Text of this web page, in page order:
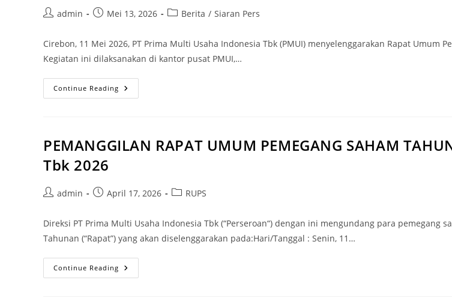
admin Mei 13, 2026 Berita / Siaran Pers
Cirebon, 11 Mei 2026, PT Prima Multi Usaha Indonesia Tbk (PMUI) menyelenggarakan Rapat Umum
Kegiatan ini dilaksanakan di kantor pusat PMUI,…
Continue Reading
PEMANGGILAN RAPAT UMUM PEMEGANG SAHAM
Tbk 2026
admin April 17, 2026 RUPS
Direksi PT Prima Multi Usaha Indonesia Tbk (“Perseroan“) dengan ini mengundang para pemegang
Tahunan (“Rapat”) yang akan diselenggarakan pada:Hari/Tanggal : Senin, 11…
Continue Reading